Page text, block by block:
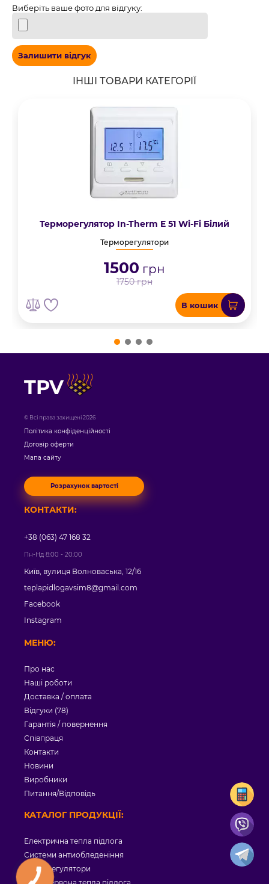
Виберіть ваше фото для відгуку:
Залишити відгук
ІНШІ ТОВАРИ КАТЕГОРІЇ
Терморегулятор In-Therm E 51 Wi-Fi Білий
Терморегулятори
1500 грн
1750грн
В кошик
TPV
© Всі права захищені 2026
Політика конфіденційності
Договір оферти
Мапа сайту
Розрахунок вартості
МЕНЮ:
Про нас
Наші роботи
Доставка / оплата
Відгуки (78)
Гарантія / повернення
Співпраця
Контакти
Новини
Виробники
Питання/Відповідь
КАТАЛОГ ПРОДУКЦІЇ:
Електрична тепла підлога
Системи антиобледеніння
Терморегулятори
КОНТАКТИ:
+38 (063) 47 168 32
Пн-Нд 8:00 - 20:00
Київ, вулиця Волноваська, 12/16
teplapidlogavsim8@gmail.com
Facebook
Instagram